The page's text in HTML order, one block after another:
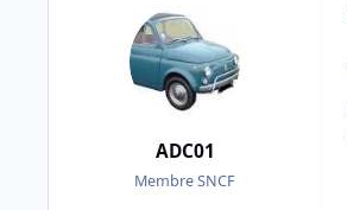
ADC01
Membre SNCF